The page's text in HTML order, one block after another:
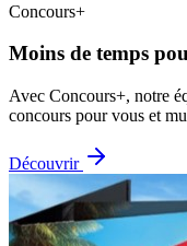
Concours+
Moins de temps
Avec Concours+, notre
concours pour vous et
Découvrir